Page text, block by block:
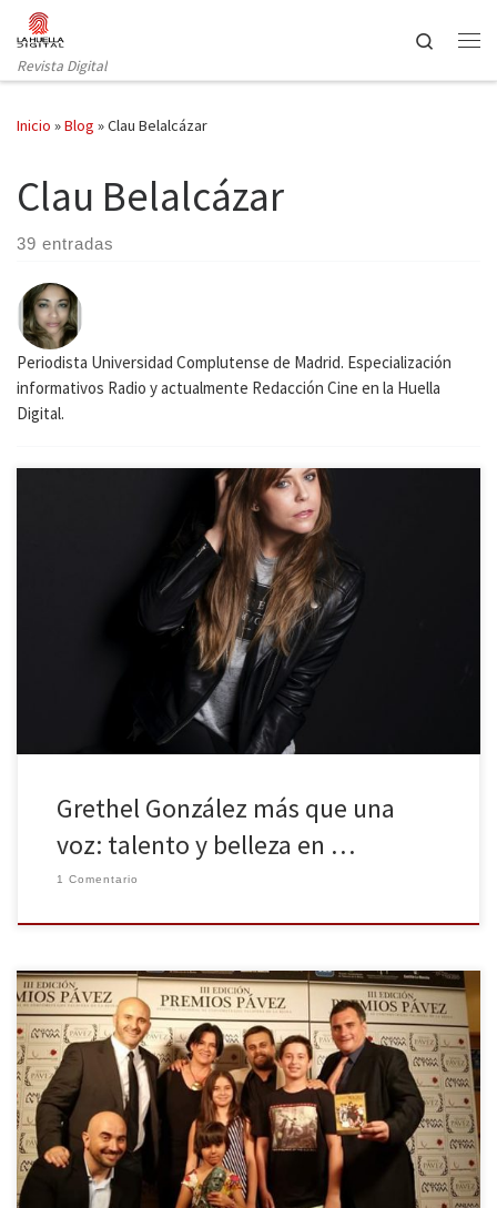
Saltar al contenido
Revista Digital
Search
Inicio »Blog »Clau Belalcázar
Clau Belalcázar
39 entradas
Periodista Universidad Complutense de Madrid. Especialización
informativos Radio y actualmente Redacción Cine en la Huella
Digital.
Para todos los que amamos el mundo audiovisual y
especialmente el de la radio, sabemos que nuestra voz es más
que una herramienta de trabajo, es como un puente mágico por
el cual llegamos hasta los oyentes. Grethel González es mucho
más que todo esto. Esta joven madrileña del 85, […]
Grethel González más que una
voz: talento y belleza en …
1 Comentario
Todo proyecto nace de un anhelo, de una idea, que en ocasiones
por días, meses o años va haciendo nido en nuestra mente. Para
que ese sueño se consolide en una realidad, es importante tomar
la decisión de afrontar con valentía el empezar a dar pasos para
su realización y […]